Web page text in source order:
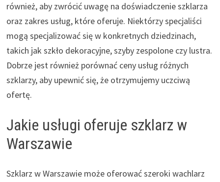
również, aby zwrócić uwagę na doświadczenie szklarza
oraz zakres usług, które oferuje. Niektórzy specjaliści
mogą specjalizować się w konkretnych dziedzinach,
takich jak szkło dekoracyjne, szyby zespolone czy lustra.
Dobrze jest również porównać ceny usług różnych
szklarzy, aby upewnić się, że otrzymujemy uczciwą
ofertę.
Jakie usługi oferuje szklarz w
Warszawie
Szklarz w Warszawie może oferować szeroki wachlarz